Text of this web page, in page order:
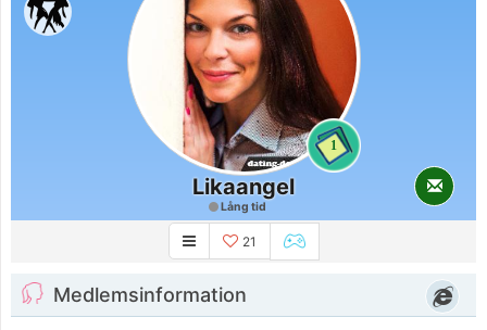
1
Likaangel
Lång tid
21
Medlemsinformation